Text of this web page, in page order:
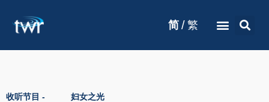
简 / 繁
收听节目 - 妇女之光